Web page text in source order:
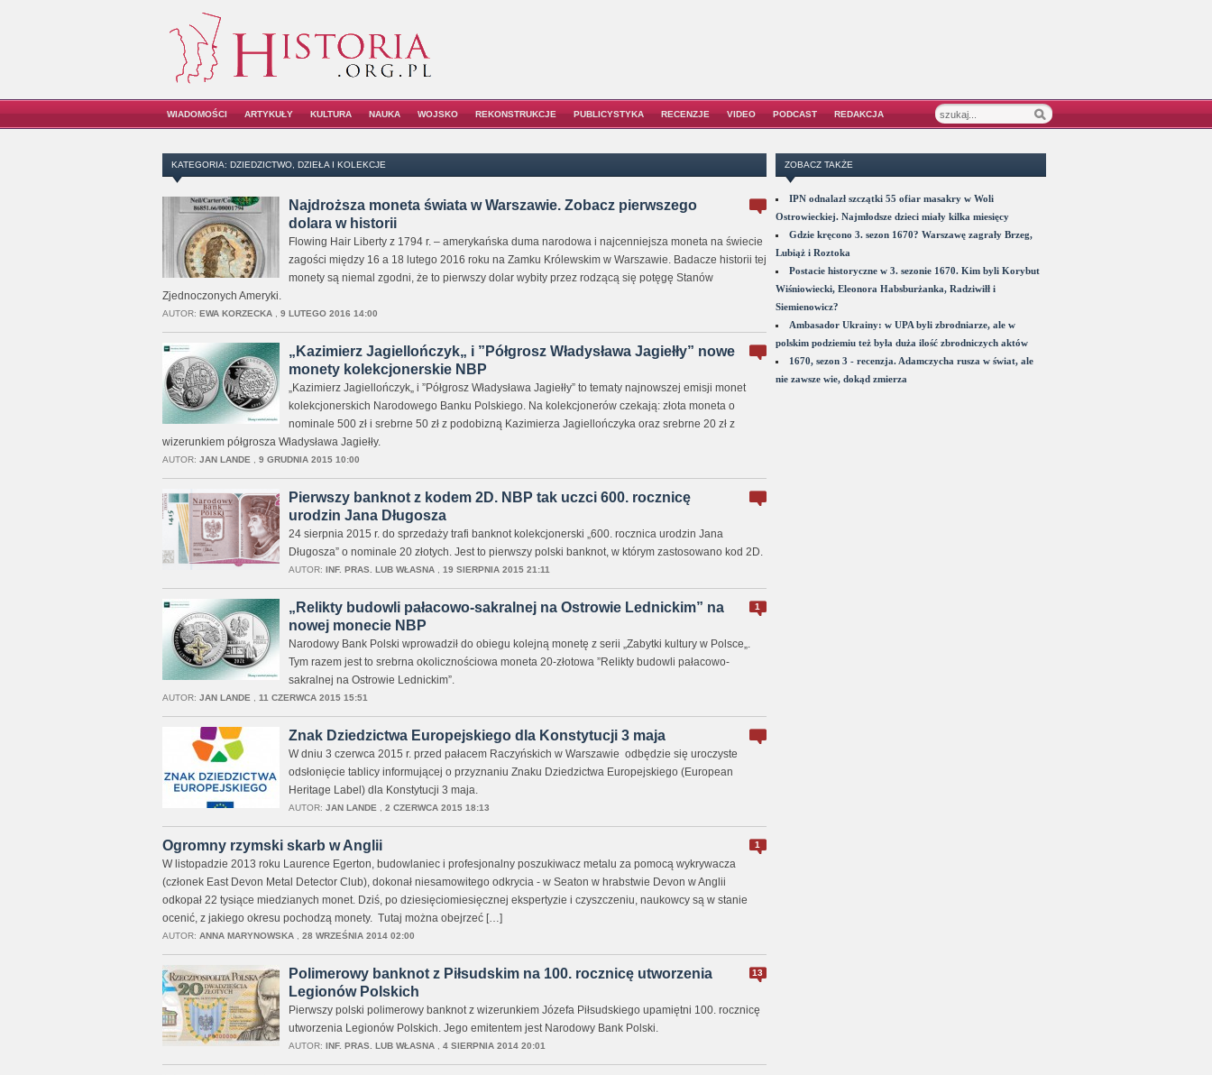
WIADOMOŚCI ARTYKUŁY KULTURA NAUKA WOJSKO REKONSTRUKCJE PUBLICYSTYKA RECENZJE VIDEO PODCAST REDAKCJA
KATEGORIA: DZIEDZICTWO, DZIEŁA I KOLEKCJE
Najdroższa moneta świata w Warszawie. Zobacz pierwszego
dolara w historii
Flowing Hair Liberty z 1794 r. – amerykańska duma narodowa i najcenniejsza moneta na świecie
zagości między 16 a 18 lutego 2016 roku na Zamku Królewskim w Warszawie. Badacze historii tej
monety są niemal zgodni, że to pierwszy dolar wybity przez rodzącą się potęgę Stanów
Zjednoczonych Ameryki.
AUTOR: EWA KORZECKA, 9 LUTEGO 2016 14:00
„Kazimierz Jagiellończyk„ i ”Półgrosz Władysława Jagiełły” nowe
monety kolekcjonerskie NBP
„Kazimierz Jagiellończyk„ i ”Półgrosz Władysława Jagiełły” to tematy najnowszej emisji monet
kolekcjonerskich Narodowego Banku Polskiego. Na kolekcjonerów czekają: złota moneta o
nominale 500 zł i srebrne 50 zł z podobizną Kazimierza Jagiellończyka oraz srebrne 20 zł z
wizerunkiem półgrosza Władysława Jagiełły.
AUTOR: JAN LANDE 9 GRUDNIA 2015 10:00
Pierwszy banknot z kodem 2D. NBP tak uczci 600. rocznicę
urodzin Jana Długosza
24 sierpnia 2015 r. do sprzedaży trafi banknot kolekcjonerski „600. rocznica urodzin Jana
Długosza” o nominale 20 złotych. Jest to pierwszy polski banknot, w którym zastosowano kod 2D.
AUTOR: INF. PRAS. LUB WŁASNA, 19 SIERPNIA 2015 21:11
1
„Relikty budowli pałacowo-sakralnej na Ostrowie Lednickim” na
nowej monecie NBP
Narodowy Bank Polski wprowadził do obiegu kolejną monetę z serii „Zabytki kultury w Polsce„.
Tym razem jest to srebrna okolicznościowa moneta 20-złotowa ”Relikty budowli pałacowo-
sakralnej na Ostrowie Lednickim”.
AUTOR: JAN LANDE 11 CZERWCA 2015 15:51
Znak Dziedzictwa Europejskiego dla Konstytucji 3 maja
W dniu 3 czerwca 2015 r. przed pałacem Raczyńskich w Warszawie odbędzie się uroczyste
odsłonięcie tablicy informującej o przyznaniu Znaku Dziedzictwa Europejskiego (European
Heritage Label) dla Konstytucji 3 maja.
AUTOR: JAN LANDE 2 CZERWCA 2015 18:13
1
Ogromny rzymski skarb w Anglii
W listopadzie 2013 roku Laurence Egerton, budowlaniec i profesjonalny poszukiwacz metalu za pomocą wykrywacza
(członek East Devon Metal Detector Club), dokonał niesamowitego odkrycia - w Seaton w hrabstwie Devon w Anglii
odkopał 22 tysiące miedzianych monet. Dziś, po dziesięciomiesięcznej ekspertyzie i czyszczeniu, naukowcy są w stanie
ocenić, z jakiego okresu pochodzą monety. Tutaj można obejrzeć […]
AUTOR: ANNA MARYNOWSKA, 28 WRZEŚNIA 2014 02:00
13
Polimerowy banknot z Piłsudskim na 100. rocznicę utworzenia
Legionów Polskich
Pierwszy polski polimerowy banknot z wizerunkiem Józefa Piłsudskiego upamiętni 100. rocznicę
utworzenia Legionów Polskich. Jego emitentem jest Narodowy Bank Polski.
AUTOR: INF. PRAS. LUB WŁASNA, 4 SIERPNIA 2014 20:01
ZOBACZ TAKŻE
IPN odnalazł szczątki 55 ofiar masakry w Woli
Ostrowieckiej. Najmłodsze dzieci miały kilka miesięcy
Gdzie kręcono 3. sezon 1670? Warszawę zagrały Brzeg,
Lubiąż i Roztoka
Postacie historyczne w 3. sezonie 1670. Kim byli Korybut
Wiśniowiecki, Eleonora Habsburżanka, Radziwiłł i
Siemienowicz?
Ambasador Ukrainy: w UPA byli zbrodniarze, ale w
polskim podziemiu też była duża ilość zbrodniczych aktów
1670, sezon 3 - recenzja. Adamczycha rusza w świat, ale
nie zawsze wie, dokąd zmierza